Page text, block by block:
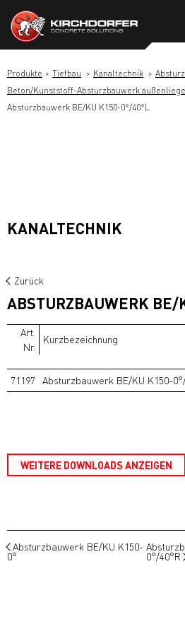
Inhalt
springen
Produkte Tiefbau Kanaltechnik
Beton/Kunststoff-Absturzbauwerk
Absturzbauwerk BE/KU K150-0°/40°L
KANALTECHNIK
Zurück
ABSTURZBAUWERK
Art.
Nr.
Kurzbezeichnung
71197 Absturzbauwerk BE/KU K150-0°/
WEITERE DOWNLOADS ANZEIGEN
Absturzbauwerk BE/KU K150-
0° 0°/40°R